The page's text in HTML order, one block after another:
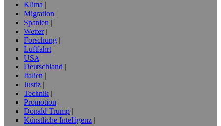
Klima
Migration
Spanien
Wetter
Forschung
Luftfahrt
USA
Deutschland
Italien
Justiz
Technik
Promotion
Donald Trump
Künstliche Intelligenz